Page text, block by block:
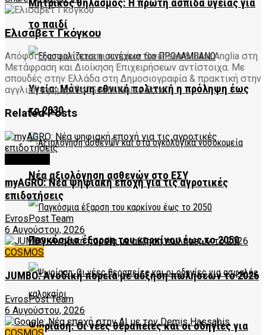
Μητρικός θηλασμός: Η πρώτη ασπίδα υγείας για
το παιδί
Υγεία: Μόνιμη εθνική πολιτική η πρόληψη έως
το 2030
Νέα αξιολόγηση ασθενών στο ΕΣΥ
Παγκόσμια έξαρση του καρκίνου έως το 2050
Ψωρίαση: Οι νέες θεραπείες και οι οδηγίες για
Ελισάβετ Γκόγκου
Απόφοιτος των πανεπιστημίων Swansea & East Anglia στη
Μετάφραση και Διοίκηση Επιχειρήσεων αντίστοιχα. Με
σπουδές στην Ελλάδα στη Δημοσιογραφία & πρακτική στην
αγγλική εφημερίδα "South Wales Echo".
RelatedPosts
myAGRO: Νέα ψηφιακή εποχή για τις αγροτικές
επιδοτήσεις
EvrosPost Team
6 Αυγούστου, 2026
COSMOS
JUMBO: Ανοδική πορεία με αύξηση πωλήσεων το 2026
EvrosPost Team
6 Αυγούστου, 2026
COSMOS